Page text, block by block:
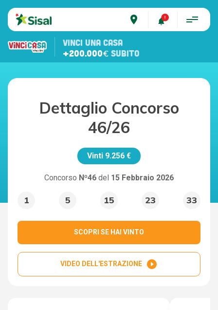
place
VINCI UNA CASA
+200.000€ SUBITO
Dettaglio Concorso
46/26
Vinti 9.256 €
Concorso Nº46 del 15 Febbraio 2026
1 5 15 23 33
SCOPRI SE HAI VINTO
VIDEO DELL'ESTRAZIONE play_circle_filled